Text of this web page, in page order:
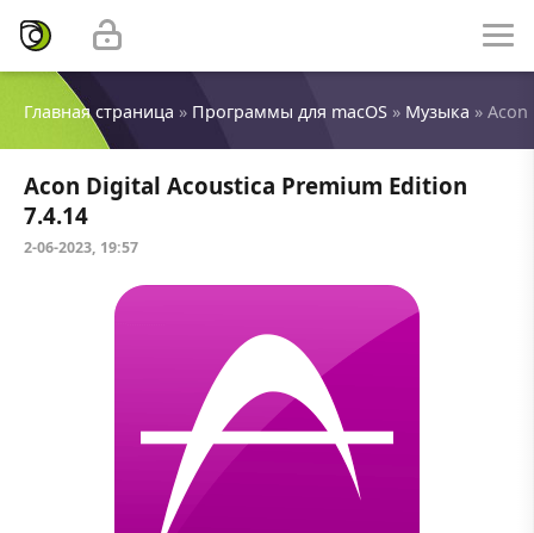
Главная страница » Программы для macOS » Музыка »
Acon Digital Acoustica Premium Edition
7.4.14
2-06-2023, 19:57